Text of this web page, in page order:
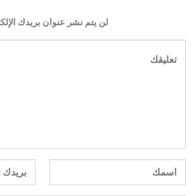
لن يتم نشر عنوان بريدك